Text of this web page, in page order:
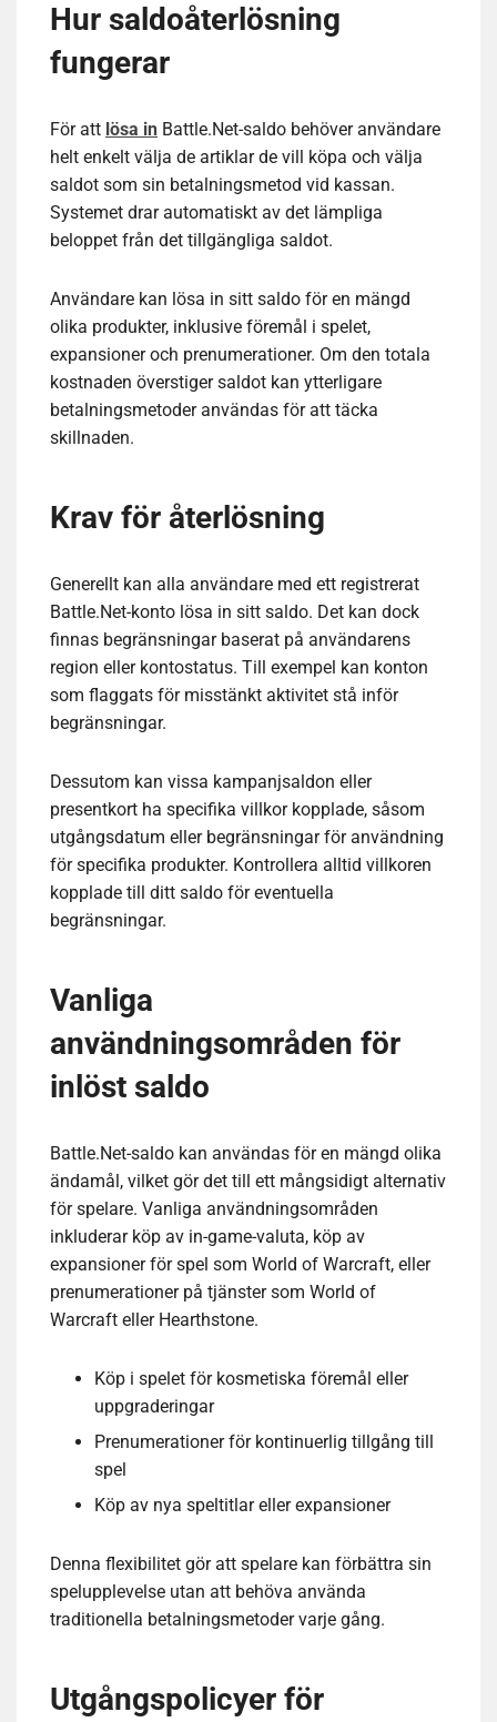
Hur saldoåterlösning
fungerar
För att lösa in Battle.Net-saldo behöver användare
helt enkelt välja de artiklar de vill köpa och välja
saldot som sin betalningsmetod vid kassan.
Systemet drar automatiskt av det lämpliga
beloppet från det tillgängliga saldot.
Användare kan lösa in sitt saldo för en mängd
olika produkter, inklusive föremål i spelet,
expansioner och prenumerationer. Om den totala
kostnaden överstiger saldot kan ytterligare
betalningsmetoder användas för att täcka
skillnaden.
Krav för återlösning
Generellt kan alla användare med ett registrerat
Battle.Net-konto lösa in sitt saldo. Det kan dock
finnas begränsningar baserat på användarens
region eller kontostatus. Till exempel kan konton
som flaggats för misstänkt aktivitet stå inför
begränsningar.
Dessutom kan vissa kampanjsaldon eller
presentkort ha specifika villkor kopplade, såsom
utgångsdatum eller begränsningar för användning
för specifika produkter. Kontrollera alltid villkoren
kopplade till ditt saldo för eventuella
begränsningar.
Vanliga
användningsområden för
inlöst saldo
Battle.Net-saldo kan användas för en mängd olika
ändamål, vilket gör det till ett mångsidigt alternativ
för spelare. Vanliga användningsområden
inkluderar köp av in-game-valuta, köp av
expansioner för spel som World of Warcraft, eller
prenumerationer på tjänster som World of
Warcraft eller Hearthstone.
Köp i spelet för kosmetiska föremål eller
uppgraderingar
Prenumerationer för kontinuerlig tillgång till
spel
Köp av nya speltitlar eller expansioner
Denna flexibilitet gör att spelare kan förbättra sin
spelupplevelse utan att behöva använda
traditionella betalningsmetoder varje gång.
Utgångspolicyer för